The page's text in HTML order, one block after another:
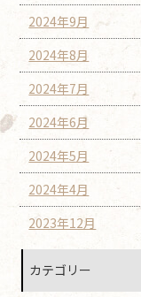
2024年9月
2024年8月
2024年7月
2024年6月
2024年5月
2024年4月
2023年12月
カテゴリー